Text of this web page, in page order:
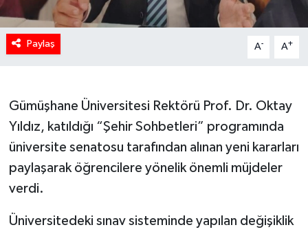
Paylaş A- A+
Gümüşhane Üniversitesi Rektörü Prof. Dr. Oktay
Yıldız, katıldığı “Şehir Sohbetleri” programında
üniversite senatosu tarafından alınan yeni kararları
paylaşarak öğrencilere yönelik önemli müjdeler
verdi.
Üniversitedeki sınav sisteminde yapılan değişiklik